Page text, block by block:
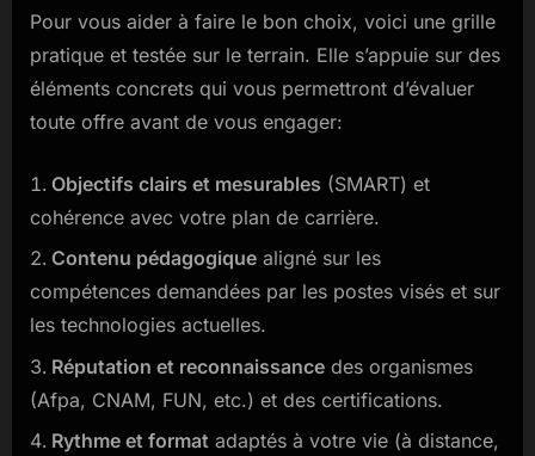
Pour vous aider à faire le bon choix, voici une grille
pratique et testée sur le terrain. Elle s’appuie sur des
éléments concrets qui vous permettront d’évaluer
toute offre avant de vous engager:
Objectifs clairs et mesurables (SMART) et
cohérence avec votre plan de carrière.
Contenu pédagogique aligné sur les
compétences demandées par les postes visés et sur
les technologies actuelles.
Réputation et reconnaissance des organismes
(Afpa, CNAM, FUN, etc.) et des certifications.
Rythme et format adaptés à votre vie (à distance,